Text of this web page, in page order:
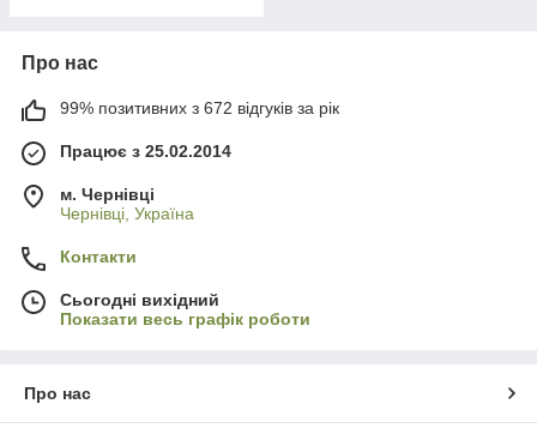
Про нас
99% позитивних з 672 відгуків за рік
Працює з 25.02.2014
м. Чернівці
Чернівці, Україна
Контакти
Сьогодні вихідний
Показати весь графік роботи
Про нас